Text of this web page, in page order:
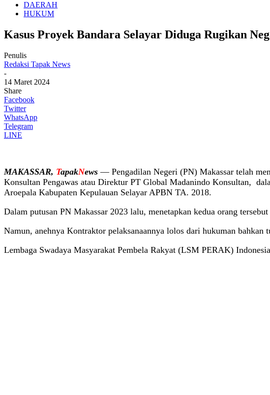
DAERAH
HUKUM
Kasus Proyek Bandara Selayar Diduga Rugikan
Penulis
Redaksi Tapak News
-
14 Maret 2024
Share
Facebook
Twitter
WhatsApp
Telegram
LINE
MAKASSAR, TapakNews — Pengadilan Negeri (PN) Makassar telah
Konsultan Pengawas atau Direktur PT Global Madanindo Konsultan,
Aroepala Kabupaten Kepulauan Selayar APBN TA. 2018.
Dalam putusan PN Makassar 2023 lalu, menetapkan kedua orang
Namun, anehnya Kontraktor pelaksanaannya lolos dari hukuman
Lembaga Swadaya Masyarakat Pembela Rakyat (LSM PERAK)